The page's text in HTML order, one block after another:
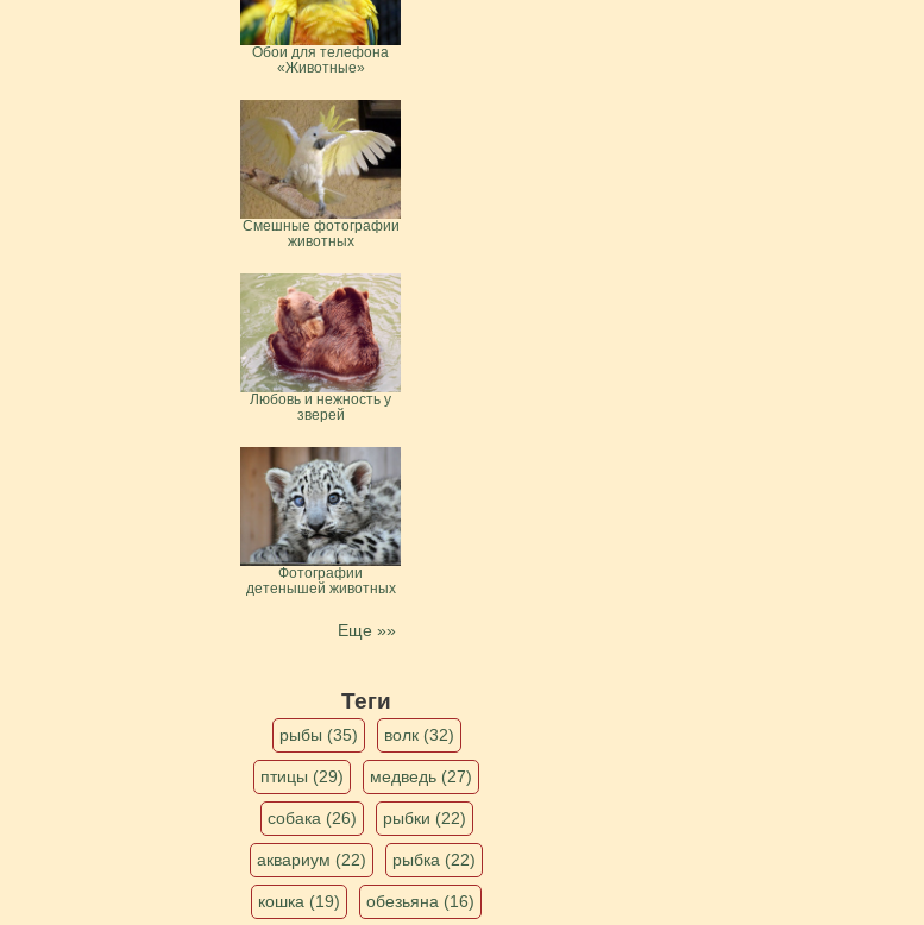
Обои для телефона
«Животные»
Смешные фотографии
животных
Любовь и нежность у
зверей
Фотографии
детенышей животных
Еще »»
Теги
рыбы (35) волк (32)
птицы (29) медведь (27)
собака (26) рыбки (22)
аквариум (22) рыбка (22)
кошка (19) обезьяна (16)